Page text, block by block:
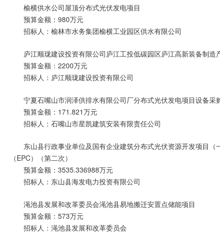
榆横供水公司屋顶分布式光伏发电项目
预算金额：980万元
招标人：榆林市水务集团榆横工业园区供水有限公司
庐江顺珑建设投资有限公司庐江工投低碳园区庐江高新装备制
预算金额：2200万元
招标人：庐江顺珑建设投资有限公司
宁夏石嘴山市润泽供排水有限公司厂分布式光伏发电项目设备采
预算金额：171.821万元
招标人：石嘴山市星凯建筑安装有限责任公司
东山县行政事业单位及国有企业建筑分布式光伏资源开发项目
（EPC）（第二次）
预算金额：3535.336988万元
招标人：东山县海发电力投资有限公司
渑池县发展和改革委员会渑池县易地搬迁安置点储能项目
预算金额：573万元
招标人：渑池县发展和改革委员会